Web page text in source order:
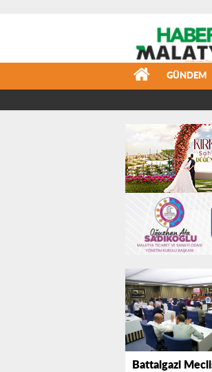
GÜNDEM
Battalgazi